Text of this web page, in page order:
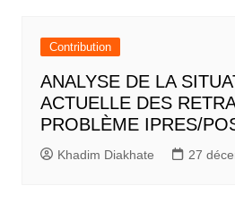
Contribution
ANALYSE DE LA
ACTUELLE DES
PROBLÈME IPRES/
Khadim Diakhate 27